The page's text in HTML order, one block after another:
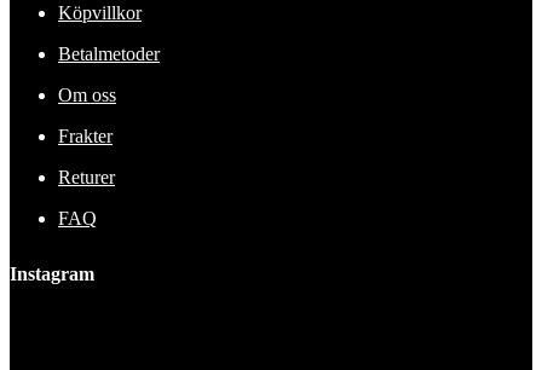
Köpvillkor
Betalmetoder
Om oss
Frakter
Returer
FAQ
Instagram